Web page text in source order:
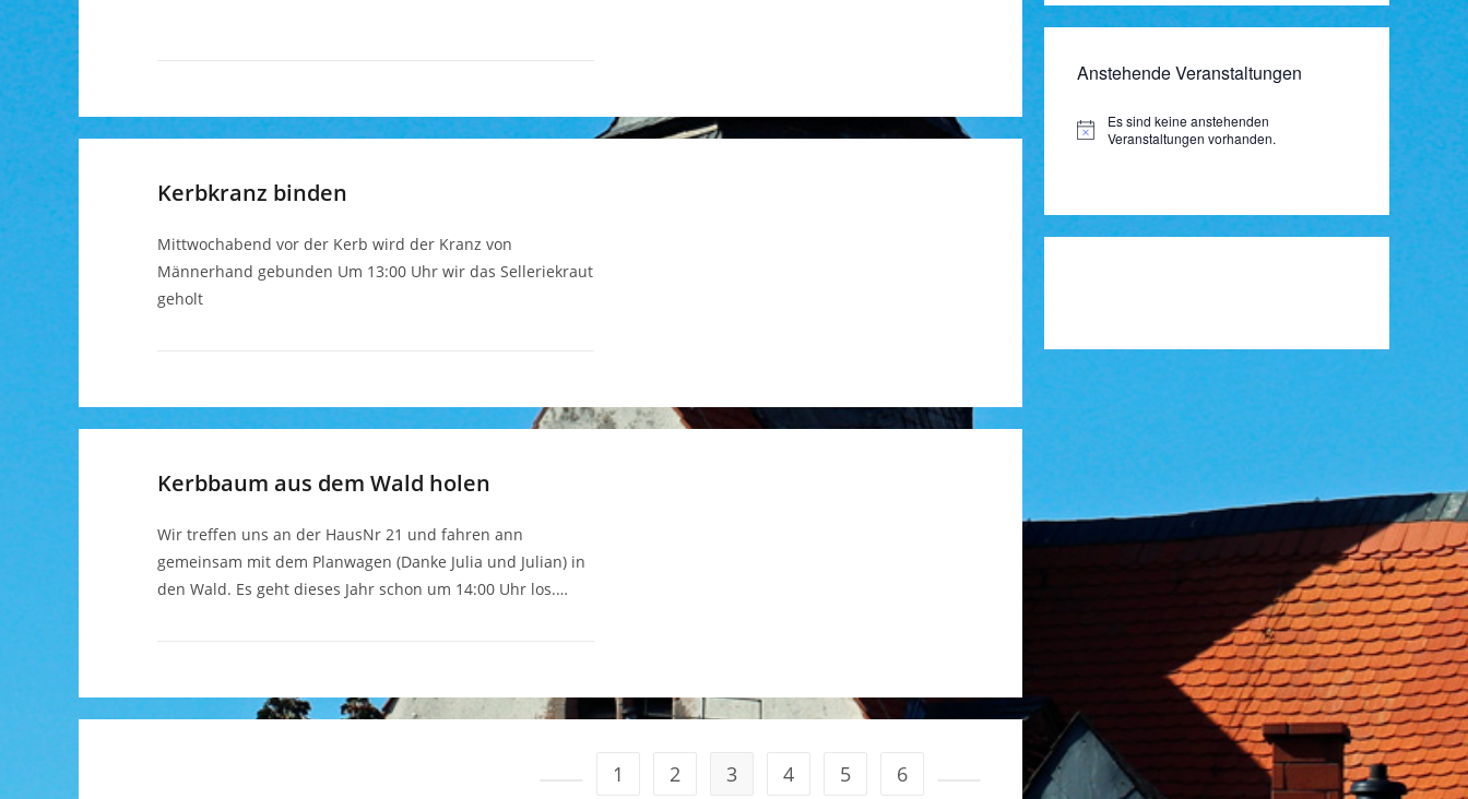
Kerbkranz binden
Mittwochabend vor der Kerb wird der Kranz von
Männerhand gebunden Um 13:00 Uhr wir das Selleriekraut
geholt
Kerbbaum aus dem Wald holen
Wir treffen uns an der HausNr 21 und fahren ann
gemeinsam mit dem Planwagen (Danke Julia und Julian) in
den Wald. Es geht dieses Jahr schon um 14:00 Uhr los.…
1 2 3 4 5 6
Anstehende Veranstaltungen
H
i
s
Es sind keine anstehenden
Veranstaltungen vorhanden.